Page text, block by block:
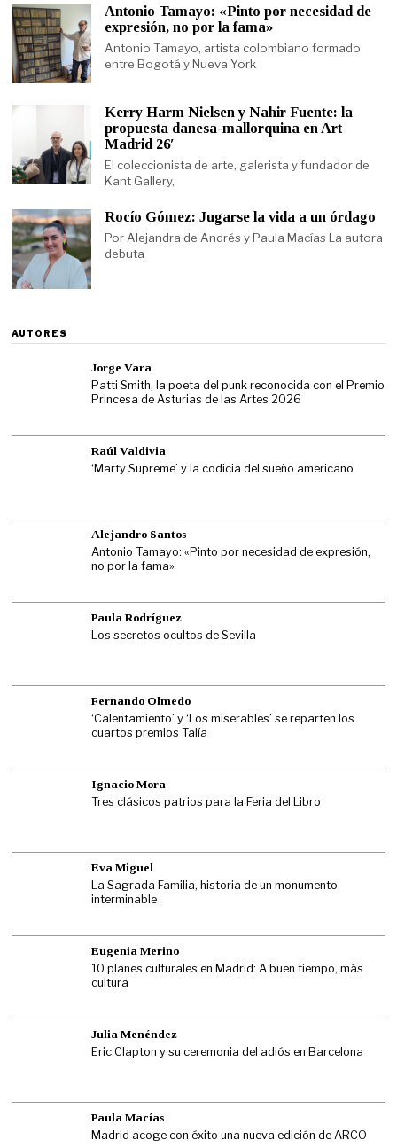
Antonio Tamayo: «Pinto por necesidad de
expresión, no por la fama»
Antonio Tamayo, artista colombiano formado
entre Bogotá y Nueva York
Kerry Harm Nielsen y Nahir Fuente: la
propuesta danesa-mallorquina en Art
Madrid 26′
El coleccionista de arte, galerista y fundador de
Kant Gallery,
Rocío Gómez: Jugarse la vida a un órdago
Por Alejandra de Andrés y Paula Macías La autora
debuta
AUTORES
Jorge Vara
Patti Smith, la poeta del punk reconocida con el Premio
Princesa de Asturias de las Artes 2026
Raúl Valdivia
‘Marty Supreme’ y la codicia del sueño americano
Alejandro Santos
Antonio Tamayo: «Pinto por necesidad de expresión,
no por la fama»
Paula Rodríguez
Los secretos ocultos de Sevilla
Fernando Olmedo
‘Calentamiento’ y ‘Los miserables’ se reparten los
cuartos premios Talía
Ignacio Mora
Tres clásicos patrios para la Feria del Libro
Eva Miguel
La Sagrada Familia, historia de un monumento
interminable
Eugenia Merino
10 planes culturales en Madrid: A buen tiempo, más
cultura
Julia Menéndez
Eric Clapton y su ceremonia del adiós en Barcelona
Paula Macías
Madrid acoge con éxito una nueva edición de ARCO